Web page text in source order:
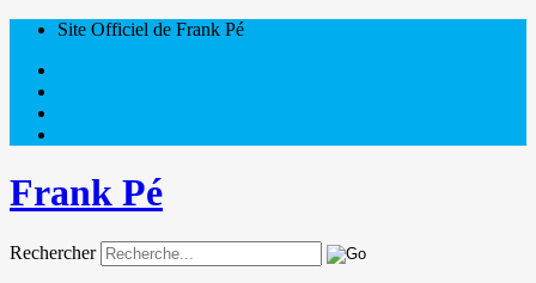
Site Officiel de Frank Pé
Frank Pé
Rechercher